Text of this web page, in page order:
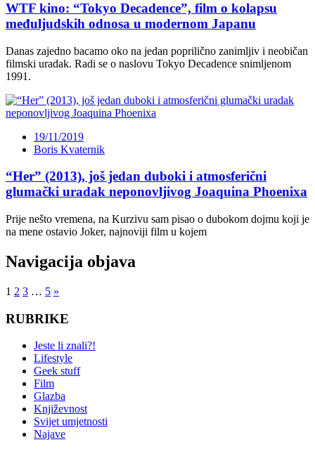
WTF kino: “Tokyo Decadence”, film o kolapsu
međuljudskih odnosa u modernom Japanu
Danas zajedno bacamo oko na jedan poprilično zanimljiv i neobičan
filmski uradak. Radi se o naslovu Tokyo Decadence snimljenom
1991.
19/11/2019
Boris Kvaternik
“Her” (2013), još jedan duboki i atmosferični
glumački uradak neponovljivog Joaquina Phoenixa
Prije nešto vremena, na Kurzivu sam pisao o dubokom dojmu koji je
na mene ostavio Joker, najnoviji film u kojem
Navigacija objava
1 2 3 … 5 »
RUBRIKE
Jeste li znali?!
Lifestyle
Geek stuff
Film
Glazba
Književnost
Svijet umjetnosti
Najave